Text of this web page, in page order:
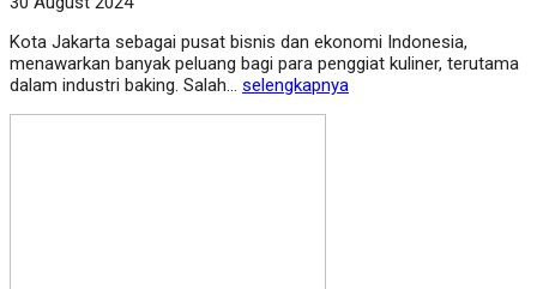
Kota Jakarta sebagai pusat bisnis dan ekonomi Indonesia,
menawarkan banyak peluang bagi para penggiat kuliner, terutama
dalam industri baking. Salah... selengkapnya